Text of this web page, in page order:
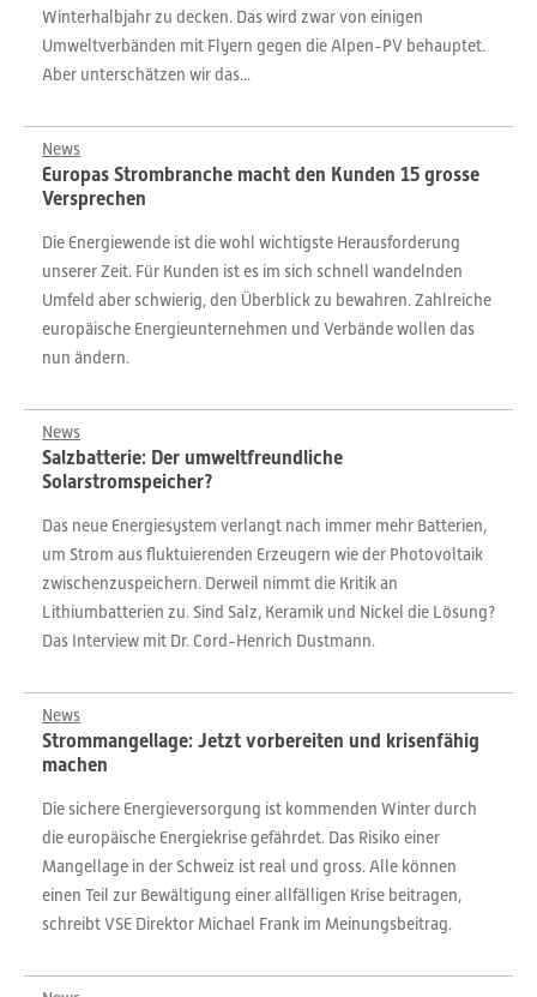
Winterhalbjahr zu decken. Das wird zwar von einigen
Umweltverbänden mit Flyern gegen die Alpen-PV behauptet.
Aber unterschätzen wir das...
News
Europas Strombranche macht den Kunden 15 grosse
Versprechen
Die Energiewende ist die wohl wichtigste Herausforderung
unserer Zeit. Für Kunden ist es im sich schnell wandelnden
Umfeld aber schwierig, den Überblick zu bewahren. Zahlreiche
europäische Energieunternehmen und Verbände wollen das
nun ändern.
News
Salzbatterie: Der umweltfreundliche
Solarstromspeicher?
Das neue Energiesystem verlangt nach immer mehr Batterien,
um Strom aus fluktuierenden Erzeugern wie der Photovoltaik
zwischenzuspeichern. Derweil nimmt die Kritik an
Lithiumbatterien zu. Sind Salz, Keramik und Nickel die Lösung?
Das Interview mit Dr. Cord-Henrich Dustmann.
News
Strommangellage: Jetzt vorbereiten und krisenfähig
machen
Die sichere Energieversorgung ist kommenden Winter durch
die europäische Energiekrise gefährdet. Das Risiko einer
Mangellage in der Schweiz ist real und gross. Alle können
einen Teil zur Bewältigung einer allfälligen Krise beitragen,
schreibt VSE Direktor Michael Frank im Meinungsbeitrag.